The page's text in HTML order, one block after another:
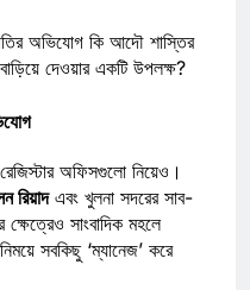
অভিযোগ কি আদৌ শাস্তির
দেওয়ার একটি উপলক্ষ?
অফিসগুলো নিয়েও।
রিয়াদএবং খুলনা সদরের সাব-
সাংবাদিক মহলে
সবকিছু ‘ম্যানেজ’ করে